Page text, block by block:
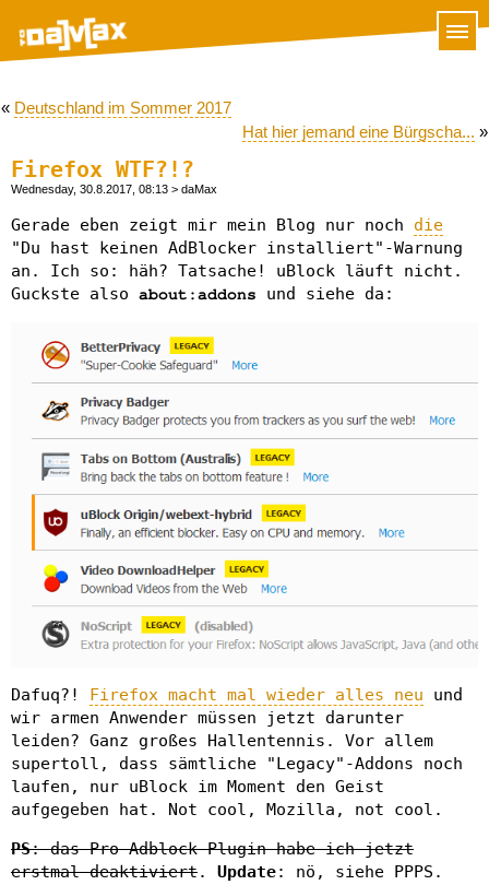
« Deutschland im Sommer 2017
Hat hier jemand eine Bürgscha... »
Firefox WTF?!?
Wednesday, 30.8.2017, 08:13 > daMax
Gerade eben zeigt mir mein Blog nur noch die
"Du hast keinen AdBlocker installiert"-Warnung
an. Ich so: häh? Tatsache! uBlock läuft nicht.
Guckste also about:addons und siehe da:
Dafuq?! Firefox macht mal wieder alles neu und
wir armen Anwender müssen jetzt darunter
leiden? Ganz großes Hallentennis. Vor allem
supertoll, dass sämtliche "Legacy"-Addons noch
laufen, nur uBlock im Moment den Geist
aufgegeben hat. Not cool, Mozilla, not cool.
PS: das Pro-Adblock-Plugin habe ich jetzt
erstmal deaktiviert. Update: nö, siehe PPPS.